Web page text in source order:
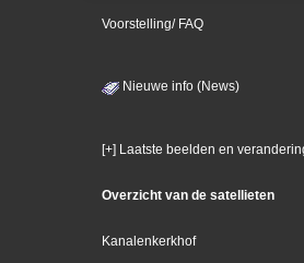
Voorstelling/ FAQ
Nieuwe info (News)
[+] Laatste beelden en
Overzicht van de satellieten
Kanalenkerkhof